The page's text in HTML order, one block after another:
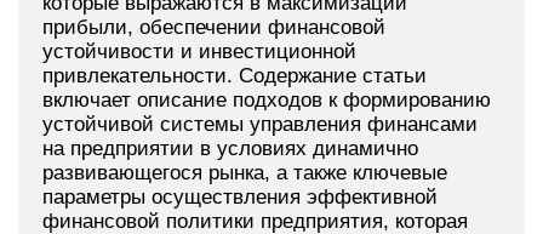
прибыли, обеспечении финансовой
устойчивости и инвестиционной
привлекательности. Содержание статьи
включает описание подходов к формированию
устойчивой системы управления финансами
на предприятии в условиях динамично
развивающегося рынка, а также ключевые
параметры осуществления эффективной
финансовой политики предприятия, которая